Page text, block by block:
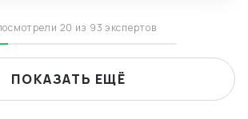
20 из 93 экспертов
ПОКАЗАТЬ ЕЩЁ